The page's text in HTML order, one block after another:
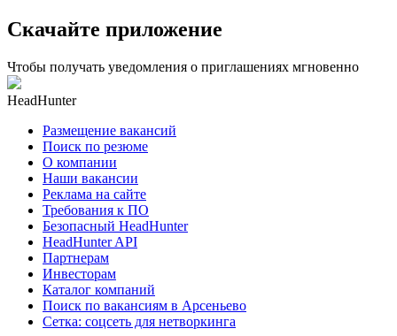
Скачайте приложение
Чтобы получать уведомления о приглашениях мгновенно
HeadHunter
Размещение вакансий
Поиск по резюме
О компании
Наши вакансии
Реклама на сайте
Требования к ПО
Безопасный HeadHunter
HeadHunter API
Партнерам
Инвесторам
Каталог компаний
Поиск по вакансиям в Арсеньево
Сетка: соцсеть для нетворкинга